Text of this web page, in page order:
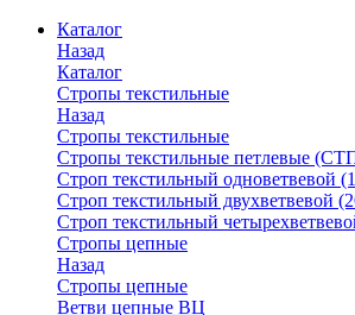
Каталог
Назад
Каталог
Стропы текстильные
Назад
Стропы текстильные
Стропы текстильные петлевые
Строп текстильный одноветвевой
Строп текстильный двухветвевой
Строп текстильный
Стропы цепные
Назад
Стропы цепные
Ветви цепные ВЦ